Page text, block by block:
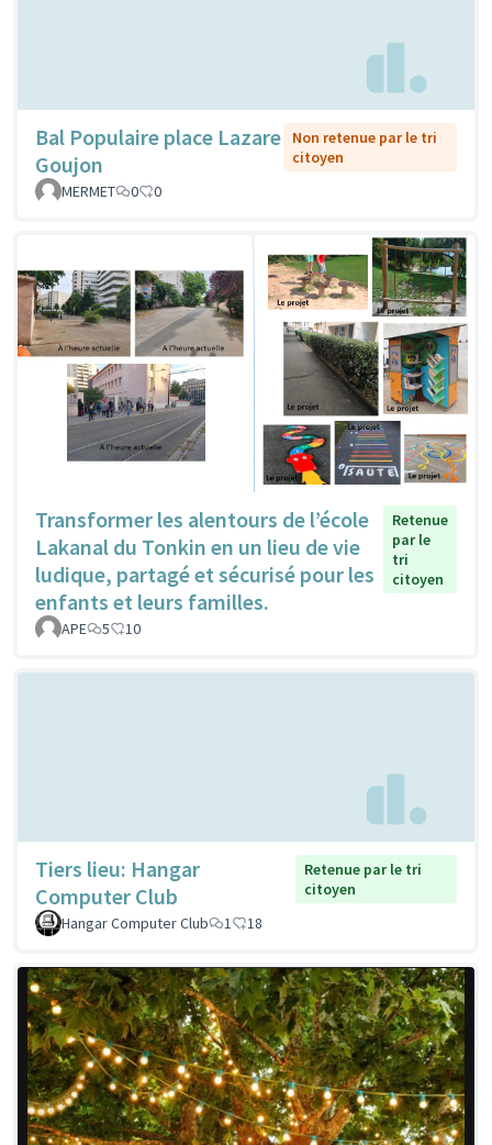
Bal Populaire place Lazare
Goujon
Non retenue par le tri
citoyen
MERMET
0 0
Transformer les alentours de l’école
Lakanal du Tonkin en un lieu de vie
ludique, partagé et sécurisé pour les
enfants et leurs familles.
Retenue
par le
tri
citoyen
APE 5 10
Tiers lieu: Hangar
Computer Club
Retenue par le tri
citoyen
Hangar Computer Club
1 18